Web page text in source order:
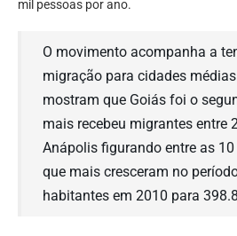
mil pessoas por ano.
O movimento acompanha a
migração para cidades
mostram que Goiás foi o
mais recebeu migrantes entre
Anápolis figurando entre as
que mais cresceram no
habitantes em 2010 para